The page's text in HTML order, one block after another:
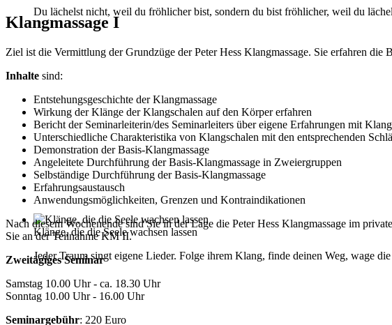
Du lächelst nicht, weil du fröhlicher bist, sondern du bist fröhlicher, weil du
Klänge, die die Seele wachsen lassen
Jeder Traum singt eigene Lieder. Folge ihrem Klang, finde deinen Weg, wage
Klangmassage I
Ziel ist die Vermittlung der Grundzüge der Peter Hess Klangmassage. Sie erfahren
Inhalte sind:
Entstehungsgeschichte der Klangmassage
Wirkung der Klänge der Klangschalen auf den Körper erfahren
Bericht der Seminarleiterin/des Seminarleiters über eigene Erfahrungen mit
Unterschiedliche Charakteristika von Klangschalen mit den entsprechenden
Demonstration der Basis-Klangmassage
Angeleitete Durchführung der Basis-Klangmassage in Zweiergruppen
Selbständige Durchführung der Basis-Klangmassage
Erfahrungsaustausch
Anwendungsmöglichkeiten, Grenzen und Kontraindikationen
Nach diesem Wochenende sind Sie in der Lage die Peter Hess Klangmassage im
Sie an der Teilnahme KM II.
Zweitägiges Seminar
Samstag 10.00 Uhr - ca. 18.30 Uhr
Sonntag 10.00 Uhr - 16.00 Uhr
Seminargebühr: 220 Euro